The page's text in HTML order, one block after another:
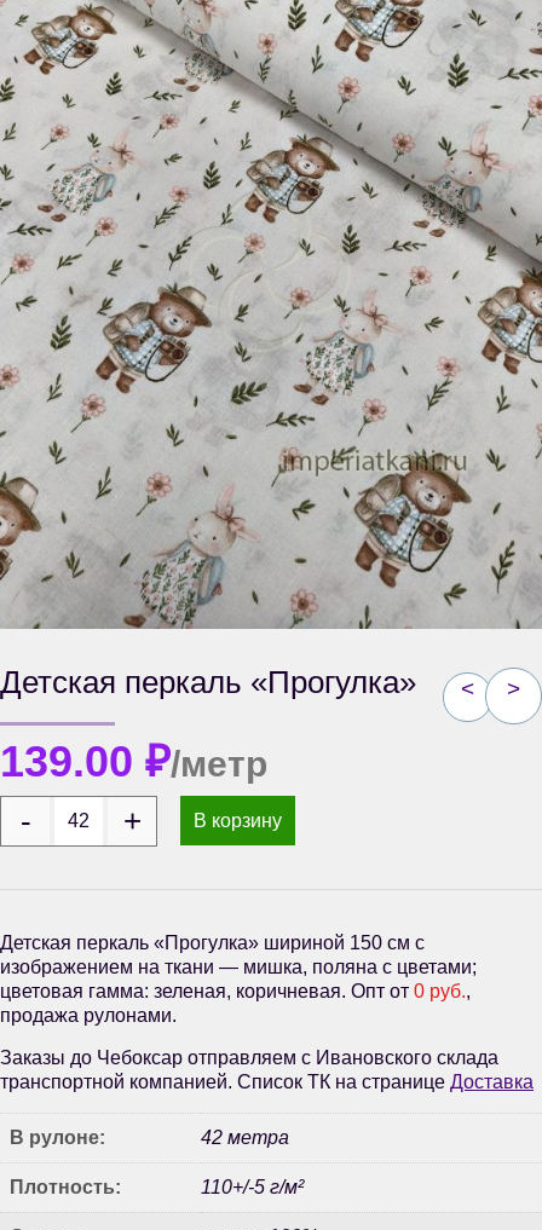
< >
Детская перкаль «Прогулка»
139.00 ₽/метр
В корзину
Детская перкаль «Прогулка» шириной 150 см с
изображением на ткани — мишка, поляна с цветами;
цветовая гамма: зеленая, коричневая. Опт от 0 руб.,
продажа рулонами.
Заказы до Чебоксар отправляем с Ивановского склада
транспортной компанией. Список ТК на странице Доставка
В рулоне: 42 метра
Плотность: 110+/-5 г/м²